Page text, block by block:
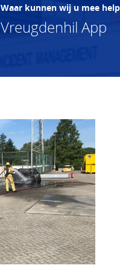
Waar kunnen wij u mee
Vreugdenhil App